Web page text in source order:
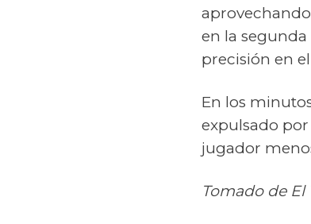
en la
precisión en
En los
expulsado
jugador
Tomado de El